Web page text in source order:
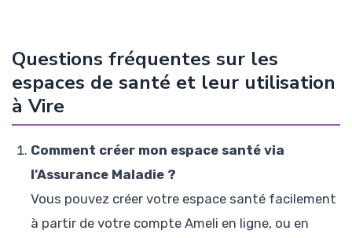
Questions fréquentes sur les
espaces de santé et leur utilisation
à Vire
Comment créer mon espace santé via
l’Assurance Maladie ?
Vous pouvez créer votre espace santé facilement
à partir de votre compte Ameli en ligne, ou en